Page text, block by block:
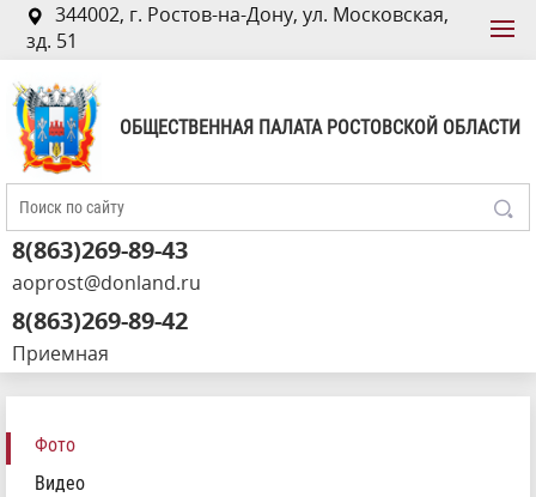
344002, г. Ростов-на-Дону, ул. Московская,
зд. 51
ОБЩЕСТВЕННАЯ ПАЛАТА РОСТОВСКОЙ ОБЛАСТИ
8(863)269-89-43
aoprost@donland.ru
8(863)269-89-42
Приемная
Фото
Видео